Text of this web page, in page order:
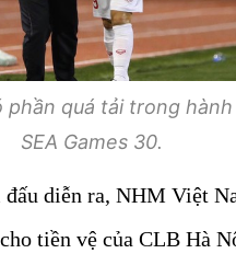
phần quá tải trong
SEA Games 30.
diễn ra, NHM Việt
tiền vệ của CLB Hà